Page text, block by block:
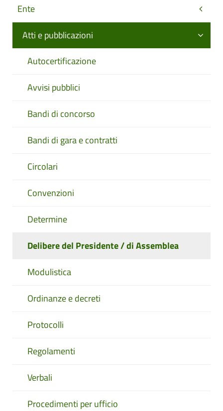
Ente
Atti e pubblicazioni
Autocertificazione
Avvisi pubblici
Bandi di concorso
Bandi di gara e contratti
Circolari
Convenzioni
Determine
Delibere del Presidente / di Assemblea
Modulistica
Ordinanze e decreti
Protocolli
Regolamenti
Verbali
Procedimenti per ufficio